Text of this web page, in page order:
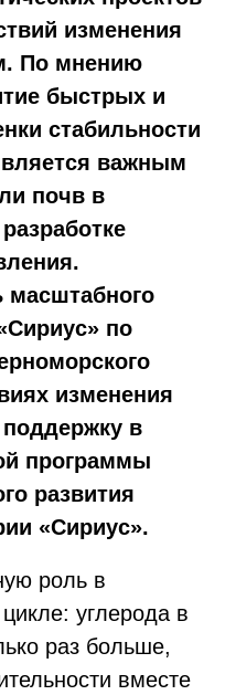
изменения
По мнению
быстрых и
стабильности
важным
почв в
масштабного
по
изменения
в
программы
развития
«Сириус».
роль в
углерода в
раз больше,
вместе